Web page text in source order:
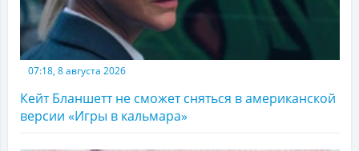
07:18, 8 августа 2026
Кейт Бланшетт не сможет сняться в американской
версии «Игры в кальмара»